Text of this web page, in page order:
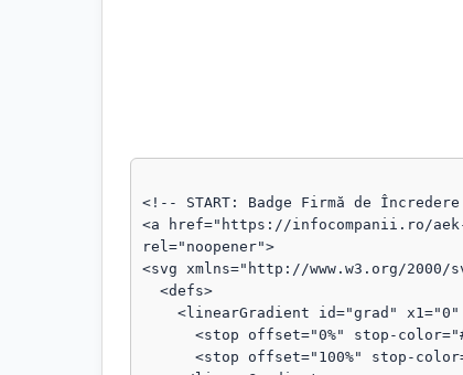
<!-- START: Badge Firmă de
<a href="https://infocompanii.ro/aek-
rel="noopener">
<svg xmlns="http://www.w3.org/2000/